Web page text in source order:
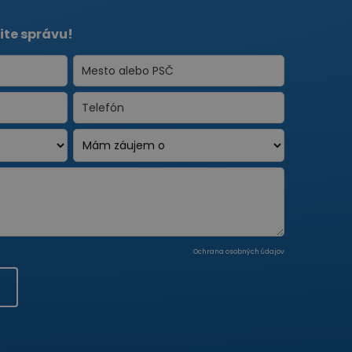
správu!
Ochrana osobných údajov